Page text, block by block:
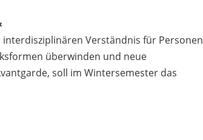
Verständnis für Personen
überwinden und neue
soll im Wintersemester das